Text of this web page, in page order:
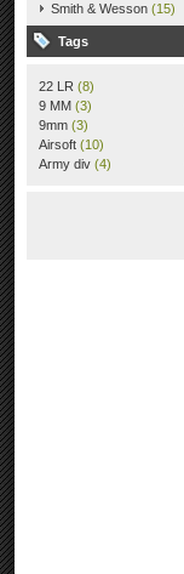
Smith & Wesson (15)
Tags
22 LR (8)
9 MM (3)
9mm (3)
Airsoft (10)
Army div (4)